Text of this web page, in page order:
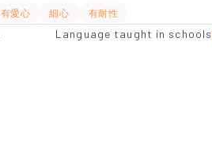
有愛心 細心 有耐性
Language taught in schools